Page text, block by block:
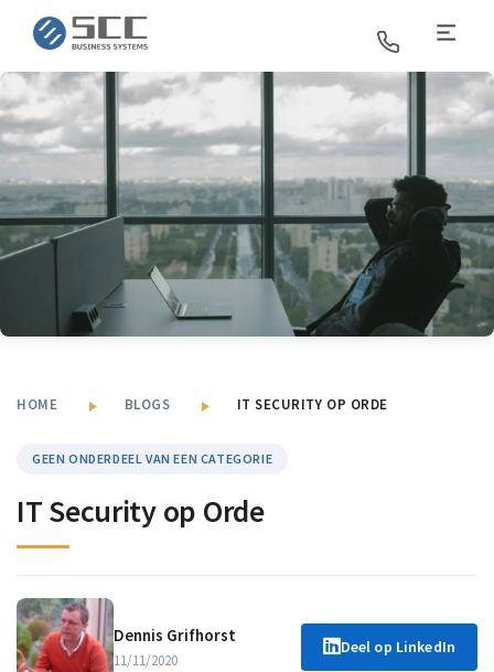
HOME BLOGS IT SECURITY OP ORDE
GEEN ONDERDEEL VAN EEN CATEGORIE
IT Security op Orde
Dennis Grifhorst
11/11/2020
Deel op LinkedIn